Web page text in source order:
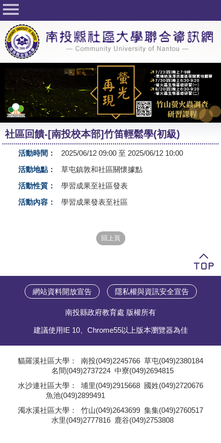
回首頁
關於社大
公佈欄
行事曆
最新活動
活動花絮
課程一覽表
志工與社團
友站連結
校務行政
社區回饋-[南投校本部]竹笛輕鬆學(初級)
活動時間：
2025/06/12 09:00 至 2025/06/12 10:00
活動地點：
草屯鎮敦和社區關懷據點
活動性質：
學習成果至社區發表
活動內容：
學習成果發表至社區
網站資料開放宣告 隱私權與資訊安全宣告
南投縣政府教育處 版權所有
建議使用IE 10、Chrome55以上版本瀏覽器為佳
貓羅溪社區大學： 南投(049)2245766 草屯(049)2380184
名間(049)2737224 中寮(049)2694815
水沙連社區大學： 埔里(049)2915668 國姓(049)2720676
魚池(049)2899491
濁水溪社區大學： 竹山(049)2643699 集集(049)2760517
水里(049)2777816 鹿谷(049)2753808